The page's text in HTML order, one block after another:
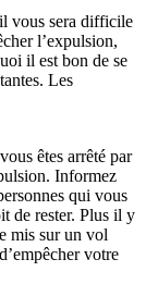
vous sera difficile
l’expulsion,
il est bon de se
Les
êtes arrêté par
Informez
qui vous
de rester. Plus il y
mis sur un vol
votre